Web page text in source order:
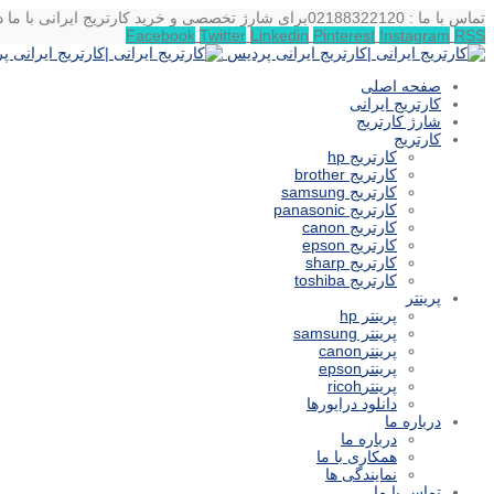
تماس با ما : 02188322120
برای شارژ تخصصی و خرید کارتریج ایرانی با ما
Facebook Twitter Linkedin Pinterest Instagram RSS
صفحه اصلی
کارتریج ایرانی
شارژ کارتریج
کارتریج
کارتریج hp
کارتریج brother
کارتریج samsung
کارتریج panasonic
کارتریج canon
کارتریج epson
کارتریج sharp
کارتریج toshiba
پرینتر
پرینتر hp
پرینتر samsung
پرینترcanon
پرینترepson
پرینترricoh
دانلود درایورها
درباره ما
درباره ما
همکاری با ما
نمایندگی ها